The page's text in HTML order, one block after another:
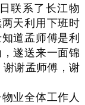
联系了长江物
天利用下班时
道孟师傅是利
遂送来一面锦
谢谢孟师傅，谢
业全体工作人